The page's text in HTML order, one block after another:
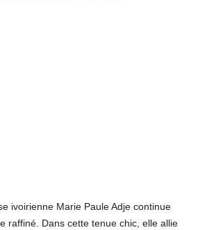
ivoirienne Marie Paule Adje continue
raffiné. Dans cette tenue chic, elle allie